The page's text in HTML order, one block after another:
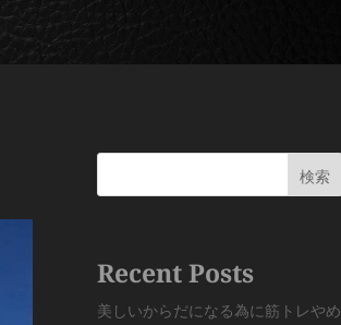
検索
Recent Posts
美しいからだになる為に筋トレやめ